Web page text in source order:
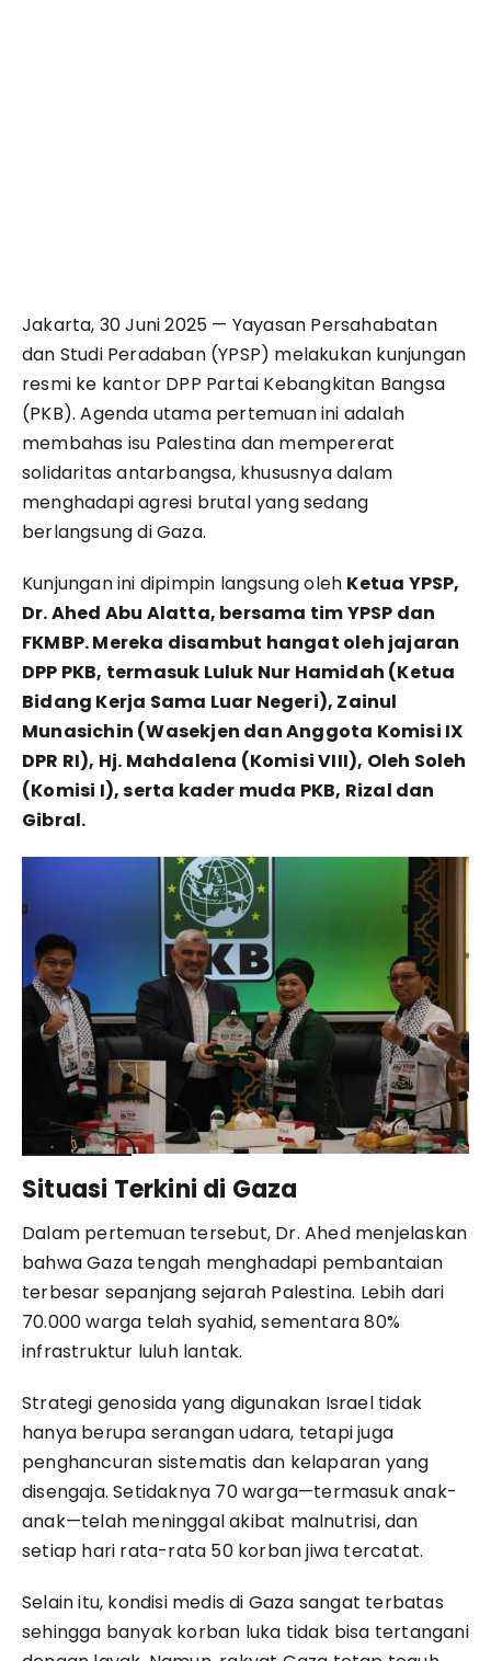
Jakarta, 30 Juni 2025 — Yayasan Persahabatan
dan Studi Peradaban (YPSP) melakukan kunjungan
resmi ke kantor DPP Partai Kebangkitan Bangsa
(PKB). Agenda utama pertemuan ini adalah
membahas isu Palestina dan mempererat
solidaritas antarbangsa, khususnya dalam
menghadapi agresi brutal yang sedang
berlangsung di Gaza.
Kunjungan ini dipimpin langsung oleh Ketua YPSP,
Dr. Ahed Abu Alatta, bersama tim YPSP dan
FKMBP. Mereka disambut hangat oleh jajaran
DPP PKB, termasuk Luluk Nur Hamidah (Ketua
Bidang Kerja Sama Luar Negeri), Zainul
Munasichin (Wasekjen dan Anggota Komisi IX
DPR RI), Hj. Mahdalena (Komisi VIII), Oleh Soleh
(Komisi I), serta kader muda PKB, Rizal dan
Gibral.
Situasi Terkini di Gaza
Dalam pertemuan tersebut, Dr. Ahed menjelaskan
bahwa Gaza tengah menghadapi pembantaian
terbesar sepanjang sejarah Palestina. Lebih dari
70.000 warga telah syahid, sementara 80%
infrastruktur luluh lantak.
Strategi genosida yang digunakan Israel tidak
hanya berupa serangan udara, tetapi juga
penghancuran sistematis dan kelaparan yang
disengaja. Setidaknya 70 warga—termasuk anak-
anak—telah meninggal akibat malnutrisi, dan
setiap hari rata-rata 50 korban jiwa tercatat.
Selain itu, kondisi medis di Gaza sangat terbatas
sehingga banyak korban luka tidak bisa tertangani